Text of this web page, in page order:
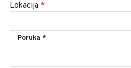
Lokacija *